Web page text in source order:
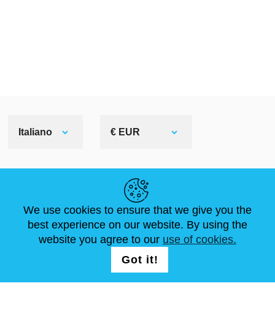
Italiano € EUR
NOTIZIE
ARTICOLI
ABOUT US
FAQ
DIMENSIONI STANDARD
CONTATTACI
We use cookies to ensure that we give you the
best experience on our website. By using the
website you agree to our use of cookies.
Got it!